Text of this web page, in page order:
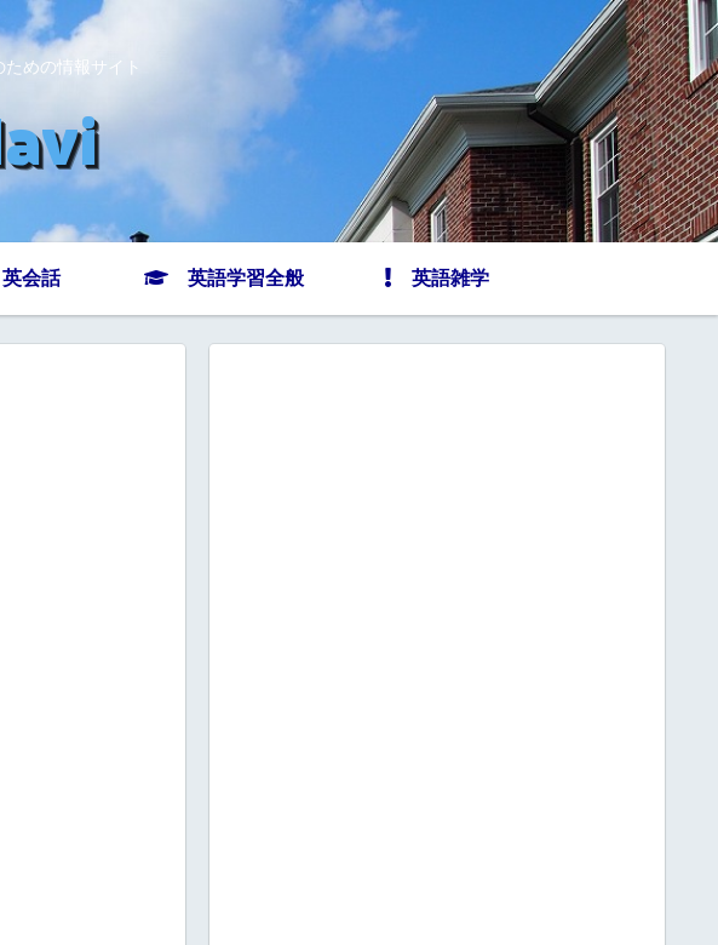
めの情報サイト
会話 英語学習全般 英語雑学